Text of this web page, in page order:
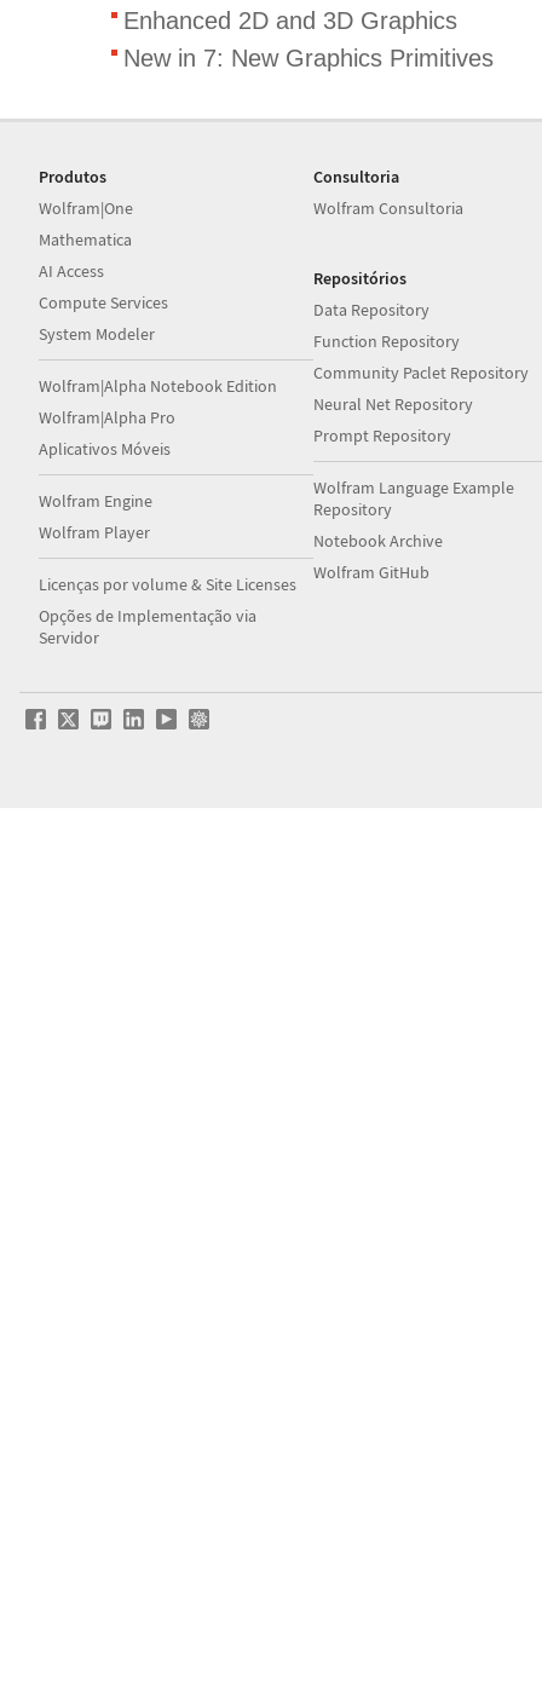
Enhanced 2D and 3D Graphics
New in 7: New Graphics Primitives
Produtos
Wolfram|One
Mathematica
AI Access
Compute Services
System Modeler
Wolfram|Alpha Notebook Edition
Wolfram|Alpha Pro
Aplicativos Móveis
Wolfram Engine
Wolfram Player
Licenças por volume & Site Licenses
Opções de Implementação via
Servidor
Consultoria
Wolfram Consultoria
Repositórios
Data Repository
Function Repository
Community Paclet Repository
Neural Net Repository
Prompt Repository
Wolfram Language Example
Repository
Notebook Archive
Wolfram GitHub